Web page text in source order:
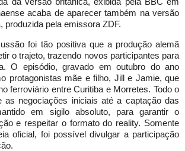
acaba de aparecer também na versão
produzida pela emissora ZDF.
foi tão positiva que a produção alemã
o trajeto, trazendo novos participantes para
O episódio, gravado em outubro do ano
protagonistas mãe e filho, Jill e Jamie, que
ferroviário entre Curitiba e Morretes. Todo o
negociações iniciais até a captação das
em sigilo absoluto, para garantir o
e respeitar o formato do reality. Somente
oficial, foi possível divulgar a participação